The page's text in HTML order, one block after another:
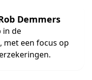
Demmers
in de
met een focus op